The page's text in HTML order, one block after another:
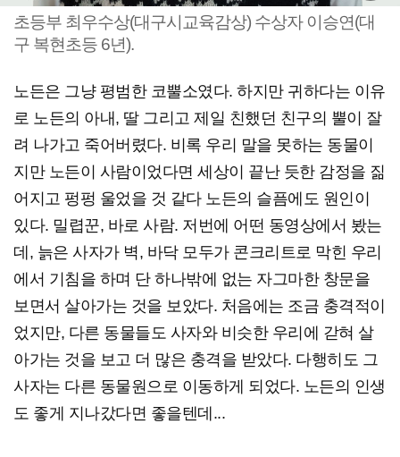
초등부 최우수상(대구시교육감상) 수상자 이승연(대
구 복현초등 6년).
노든은 그냥 평범한 코뿔소였다. 하지만 귀하다는 이유
로 노든의 아내, 딸 그리고 제일 친했던 친구의 뿔이 잘
려 나가고 죽어버렸다. 비록 우리 말을 못하는 동물이
지만 노든이 사람이었다면 세상이 끝난 듯한 감정을 짊
어지고 펑펑 울었을 것 같다 노든의 슬픔에도 원인이
있다. 밀렵꾼, 바로 사람. 저번에 어떤 동영상에서 봤는
데, 늙은 사자가 벽, 바닥 모두가 콘크리트로 막힌 우리
에서 기침을 하며 단 하나밖에 없는 자그마한 창문을
보면서 살아가는 것을 보았다. 처음에는 조금 충격적이
었지만, 다른 동물들도 사자와 비슷한 우리에 갇혀 살
아가는 것을 보고 더 많은 충격을 받았다. 다행히도 그
사자는 다른 동물원으로 이동하게 되었다. 노든의 인생
도 좋게 지나갔다면 좋을텐데...